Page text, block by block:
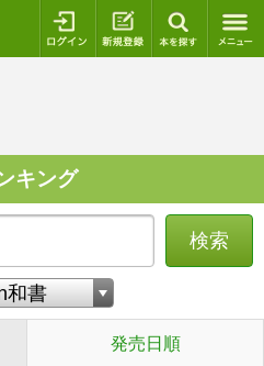
ログイン 新規登録
キング
検索
発売日順